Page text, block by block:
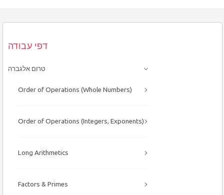
דפי עבודה
טרום אלגברה
Order of Operations (Whole Numbers)
Order of Operations (Integers, Exponents)
Long Arithmetics
Factors & Primes